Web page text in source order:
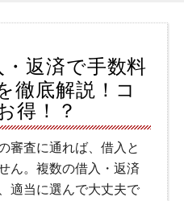
返済で手数料
徹底解説！コ
得！？
審査に通れば、借入と
ん。複数の借入・返済
適当に選んで大丈夫で